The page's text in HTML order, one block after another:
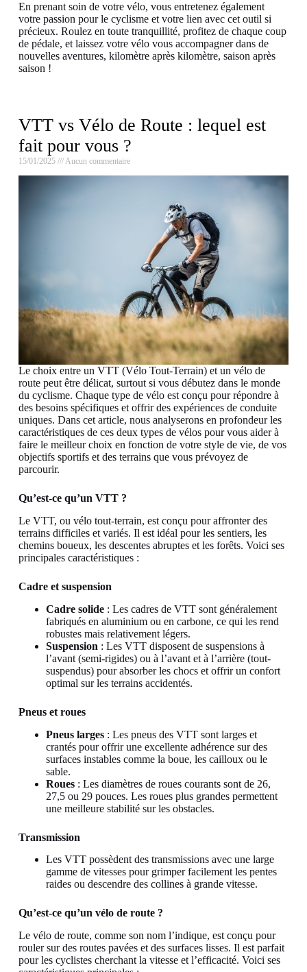
En prenant soin de votre vélo, vous entretenez également
votre passion pour le cyclisme et votre lien avec cet outil si
précieux. Roulez en toute tranquillité, profitez de chaque coup
de pédale, et laissez votre vélo vous accompagner dans de
nouvelles aventures, kilomètre après kilomètre, saison après
saison !
VTT vs Vélo de Route : lequel est
fait pour vous ?
15/01/2025 Aucun commentaire
Le choix entre un VTT (Vélo Tout-Terrain) et un vélo de
route peut être délicat, surtout si vous débutez dans le monde
du cyclisme. Chaque type de vélo est conçu pour répondre à
des besoins spécifiques et offrir des expériences de conduite
uniques. Dans cet article, nous analyserons en profondeur les
caractéristiques de ces deux types de vélos pour vous aider à
faire le meilleur choix en fonction de votre style de vie, de vos
objectifs sportifs et des terrains que vous prévoyez de
parcourir.
Qu’est-ce qu’un VTT ?
Le VTT, ou vélo tout-terrain, est conçu pour affronter des
terrains difficiles et variés. Il est idéal pour les sentiers, les
chemins boueux, les descentes abruptes et les forêts. Voici ses
principales caractéristiques :
Cadre et suspension
Cadre solide: Les cadres de VTT sont généralement
fabriqués en aluminium ou en carbone, ce qui les rend
robustes mais relativement légers.
Suspension : Les VTT disposent de suspensions à
l’avant (semi-rigides) ou à l’avant et à l’arrière (tout-
suspendus) pour absorber les chocs et offrir un confort
optimal sur les terrains accidentés.
Pneus et roues
Pneus larges: Les pneus des VTT sont larges et
crantés pour offrir une excellente adhérence sur des
surfaces instables comme la boue, les cailloux ou le
sable.
Roues: Les diamètres de roues courants sont de 26,
27,5 ou 29 pouces. Les roues plus grandes permettent
une meilleure stabilité sur les obstacles.
Transmission
Les VTT possèdent des transmissions avec une large
gamme de vitesses pour grimper facilement les pentes
raides ou descendre des collines à grande vitesse.
Qu’est-ce qu’un vélo de route ?
Le vélo de route, comme son nom l’indique, est conçu pour
rouler sur des routes pavées et des surfaces lisses. Il est parfait
pour les cyclistes cherchant la vitesse et l’efficacité. Voici ses